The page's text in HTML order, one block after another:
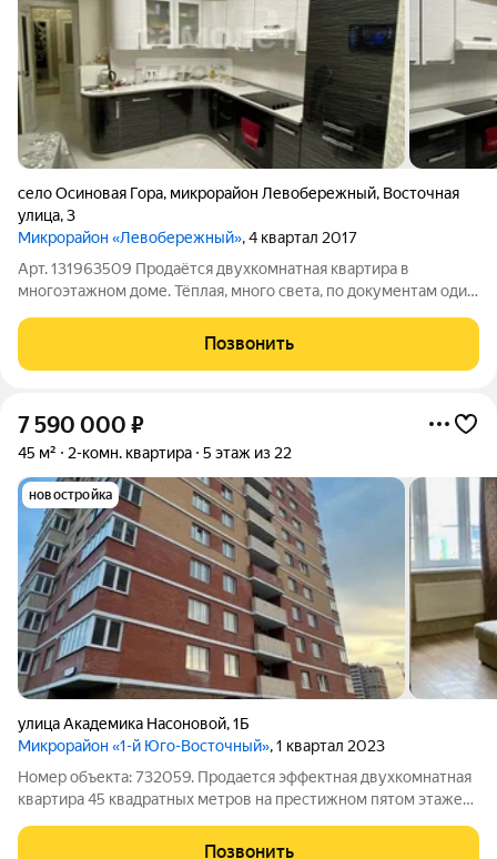
село Осиновая Гора, микрорайон Левобережный, Восточная
улица,3
Микрорайон «Левобережный», 4 квартал 2017
Арт. 131963509 Продаётся двухкомнатная квартира в
многоэтажном доме. Тёплая, много света, по документам один
обустроена под спальную, вторая под зал. Из мебели остаётся
кухонный гарнитур и шкаф
Позвонить
7 590 000 ₽
45 м² 2-комн. квартира 5 этаж из 22
новостройка
улица Академика Насоновой,1Б
Микрорайон «1-й Юго-Восточный», 1 квартал 2023
Номер объекта: 732059. Продается эффектная двухкомнатная
квартира 45 квадратных метров на престижном пятом этаже
модный и презентабельный вариант, который сразу
Позвонить